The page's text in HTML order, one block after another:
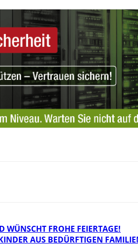
WÜNSCHT FROHE FEIERTAGE!
AUS BEDÜRFTIGEN